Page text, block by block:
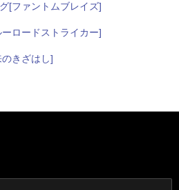
[ファントムブレイズ]
ロードストライカー]
きざはし]